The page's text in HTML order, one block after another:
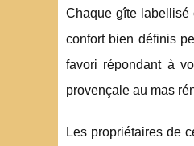
Chaque gîte labellisé
confort bien définis
favori répondant à
provençale au mas
Les propriétaires de